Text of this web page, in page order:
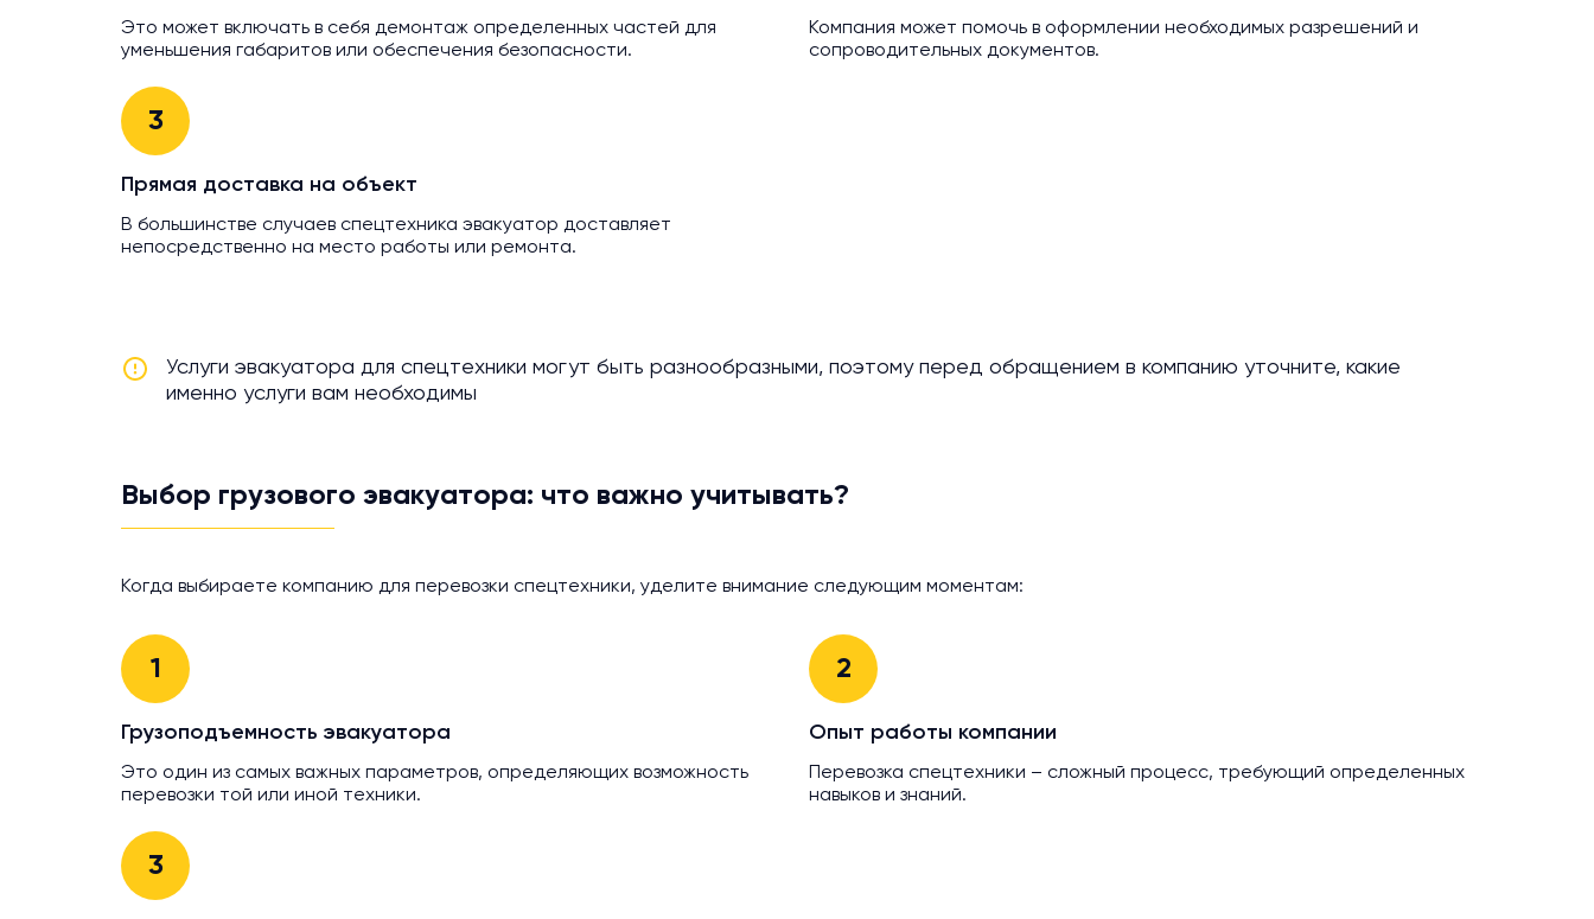
Это может включать в себя демонтаж определенных частей для
уменьшения габаритов или обеспечения безопасности.
Компания может помочь в оформлении необходимых разрешений и
сопроводительных документов.
3
Прямая доставка на объект
В большинстве случаев спецтехника эвакуатор доставляет
непосредственно на место работы или ремонта.
Услуги эвакуатора для спецтехники могут быть разнообразными, поэтому перед обращением в компанию уточните, какие
именно услуги вам необходимы
Выбор грузового эвакуатора: что важно учитывать?
Когда выбираете компанию для перевозки спецтехники, уделите внимание следующим моментам:
1
Грузоподъемность эвакуатора
Это один из самых важных параметров, определяющих возможность
перевозки той или иной техники.
2
Опыт работы компании
Перевозка спецтехники – сложный процесс, требующий определенных
навыков и знаний.
3